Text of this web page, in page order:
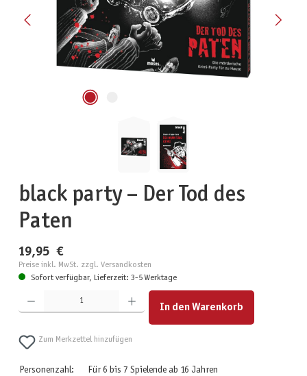
black party – Der Tod des
Paten
19,95 €
Preise inkl. MwSt. zzgl. Versandkosten
Sofort verfügbar, Lieferzeit: 3-5 Werktage
Produkt Anzahl: Gib den gewünschten Wert ein oder benutze die Schaltflächen um die Anzahl zu
In den Warenkorb
Zum Merkzettel hinzufügen
Personenzahl:
Für 6 bis 7 Spielende ab 16 Jahren